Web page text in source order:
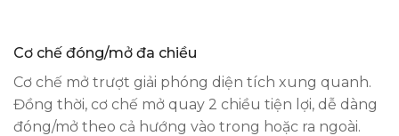
Cơ chế đóng/mở đa chiều
Cơ chế mở trượt giải phóng diện tích xung quanh.
Đồng thời, cơ chế mở quay 2 chiều tiện lợi, dễ dàng
đóng/mở theo cả hướng vào trong hoặc ra ngoài.